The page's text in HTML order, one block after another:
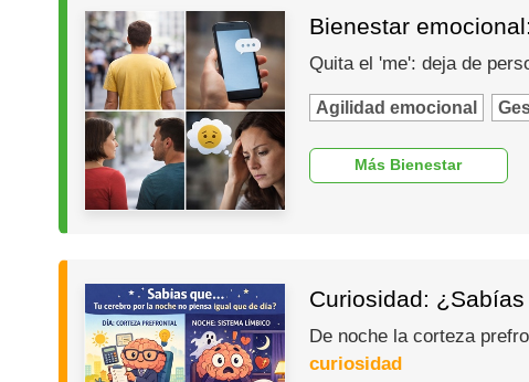
Bienestar
Quita el 'me': deja de
Agilidad emocional
Más Bienestar
Curiosidad:
De noche la corteza
curiosidad